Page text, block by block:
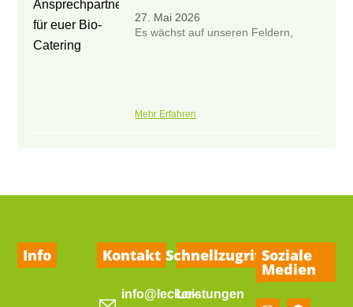
27. Mai 2026
Es wächst auf unseren Feldern,
Mehr Erfahren
Info Kontakt
info@lecker-
Schnellzugriff
Leistungen
Soziale
Medien